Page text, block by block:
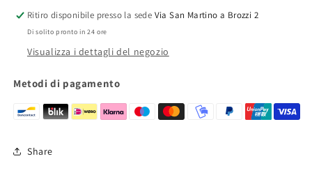
Ritiro disponibile presso la sede Via San Martino a Brozzi 2
Di solito pronto in 24 ore
Visualizza i dettagli del negozio
Metodi di pagamento
Share